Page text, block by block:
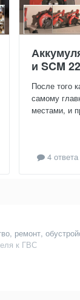
и SCM
После того
самому
местами, и
4 ответа
ремонт,
к ГВС